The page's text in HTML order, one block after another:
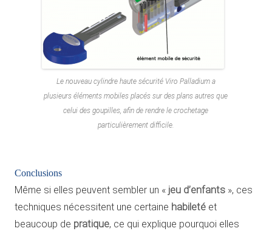
Le nouveau cylindre haute sécurité Viro Palladium a
plusieurs éléments mobiles placés sur des plans autres que
celui des goupilles, afin de rendre le crochetage
particulièrement difficile.
Conclusions
Même si elles peuvent sembler un « jeu d’enfants », ces
techniques nécessitent une certaine habileté et
beaucoup de pratique, ce qui explique pourquoi elles